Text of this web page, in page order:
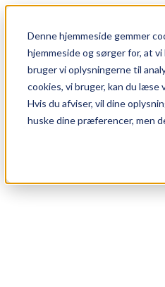
Denne hjemmeside gemmer
hjemmeside og sørger for, at
bruger vi oplysningerne til
cookies, vi bruger, kan du læse
Hvis du afviser, vil dine
huske dine præferencer, men
Modellerne